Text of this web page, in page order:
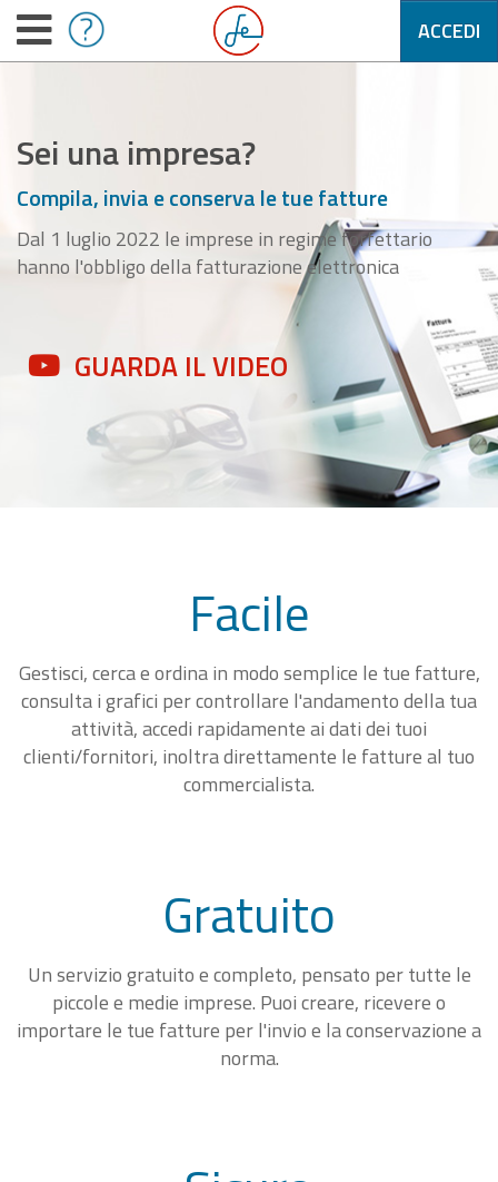
ACCEDI
Sei una impresa?
Compila, invia e conserva le tue fatture
Dal 1 luglio 2022 le imprese in regime forfettario
hanno l'obbligo della fatturazione elettronica
GUARDA IL VIDEO
Facile
Gestisci, cerca e ordina in modo semplice le tue fatture,
consulta i grafici per controllare l'andamento della tua
attività, accedi rapidamente ai dati dei tuoi
clienti/fornitori, inoltra direttamente le fatture al tuo
commercialista.
Gratuito
Un servizio gratuito e completo, pensato per tutte le
piccole e medie imprese. Puoi creare, ricevere o
importare le tue fatture per l'invio e la conservazione a
norma.